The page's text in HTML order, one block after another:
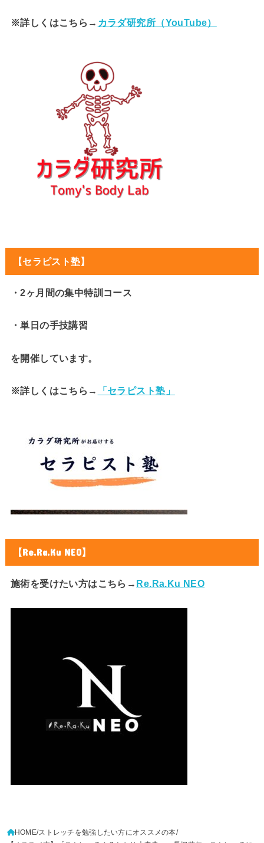
※詳しくはこちら→ カラダ研究所（YouTube）
【セラピスト塾】
・2ヶ月間の集中特訓コース
・単日の手技講習
を開催しています。
※詳しくはこちら→ 「セラピスト塾」
【Re.Ra.Ku NEO】
施術を受けたい方はこちら→ Re.Ra.Ku NEO
HOME ストレッチを勉強したい方にオススメの本